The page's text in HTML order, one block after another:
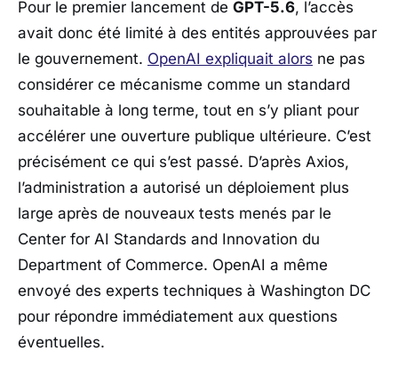
Pour le premier lancement de GPT-5.6, l’accès
avait donc été limité à des entités approuvées par
le gouvernement. OpenAI expliquait alors ne pas
considérer ce mécanisme comme un standard
souhaitable à long terme, tout en s’y pliant pour
accélérer une ouverture publique ultérieure. C’est
précisément ce qui s’est passé. D’après Axios,
l’administration a autorisé un déploiement plus
large après de nouveaux tests menés par le
Center for AI Standards and Innovation du
Department of Commerce. OpenAI a même
envoyé des experts techniques à Washington DC
pour répondre immédiatement aux questions
éventuelles.